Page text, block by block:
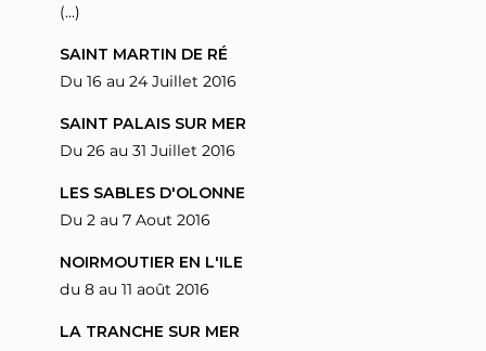
(...)
SAINT MARTIN DE RÉ
Du 16 au 24 Juillet 2016
SAINT PALAIS SUR MER
Du 26 au 31 Juillet 2016
LES SABLES D'OLONNE
Du 2 au 7 Aout 2016
NOIRMOUTIER EN L'ILE
du 8 au 11 août 2016
LA TRANCHE SUR MER